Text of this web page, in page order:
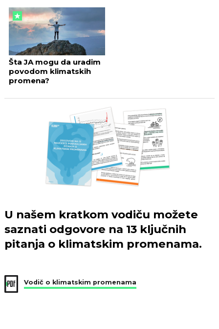
Šta JA mogu da uradim
povodom klimatskih
promena?
U našem kratkom vodiču možete
saznati odgovore na 13 ključnih
pitanja o klimatskim promenama.
Vodič o klimatskim promenama